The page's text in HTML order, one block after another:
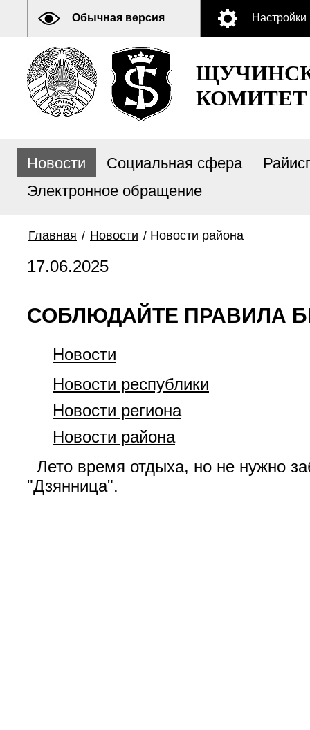
Обычная версия Настройки
КОМИТЕТ
Новости Социальная сфера
Электронное обращение
Главная / Новости / Новости района
17.06.2025
СОБЛЮДАЙТЕ ПРАВИЛА
Новости
Новости республики
Новости региона
Новости района
Лето время отдыха, но не нужно
"Дзянница".